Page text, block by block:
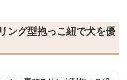
ング型抱っこ紐で犬を優